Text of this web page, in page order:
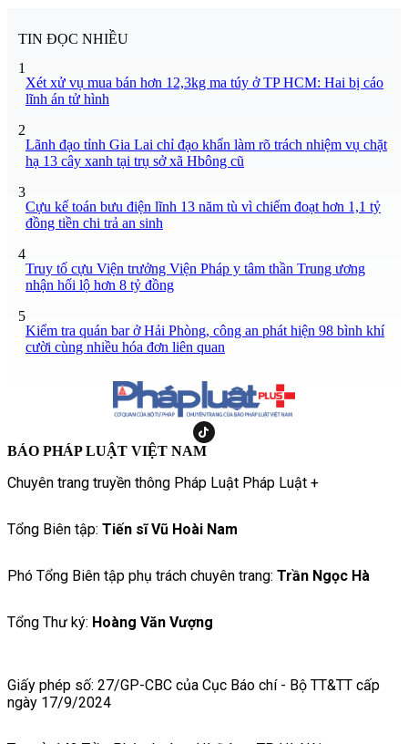
TIN ĐỌC NHIỀU
1
Xét xử vụ mua bán hơn 12,3kg ma túy ở TP HCM: Hai bị cáo
lĩnh án tử hình
2
Lãnh đạo tỉnh Gia Lai chỉ đạo khẩn làm rõ trách nhiệm vụ chặt
hạ 13 cây xanh tại trụ sở xã Hbông cũ
3
Cựu kế toán bưu điện lĩnh 13 năm tù vì chiếm đoạt hơn 1,1 tỷ
đồng tiền chi trả an sinh
4
Truy tố cựu Viện trưởng Viện Pháp y tâm thần Trung ương
nhận hối lộ hơn 8 tỷ đồng
5
Kiểm tra quán bar ở Hải Phòng, công an phát hiện 98 bình khí
cười cùng nhiều hóa đơn liên quan
BÁO PHÁP LUẬT VIỆT NAM
Chuyên trang truyền thông Pháp Luật Pháp Luật +
Tổng Biên tập: Tiến sĩ Vũ Hoài Nam
Phó Tổng Biên tập phụ trách chuyên trang: Trần Ngọc Hà
Tổng Thư ký: Hoàng Văn Vượng
Giấy phép số: 27/GP-CBC của Cục Báo chí - Bộ TT&TT cấp
ngày 17/9/2024